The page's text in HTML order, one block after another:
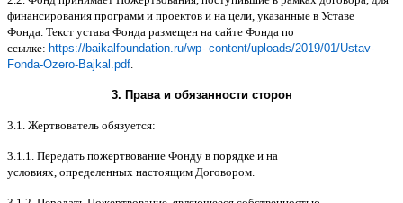
финансирования программ и проектов и на цели указанные в Уставе
Фонда Текст устава Фонда размещен на сайте Фонда по
ссылке: https://baikalfoundation.ru/wp- content/uploads/2019/01/Ustav-
Fonda-Ozero-Bajkal.pdf
3. Права и обязанности сторон
3.1. Жертвователь обязуется:
3.1.1. Передать пожертвование Фонду в порядке и на
условиях определенных настоящим Договором